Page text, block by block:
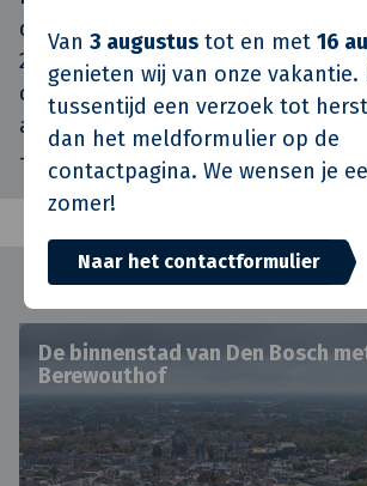
Van 3 augustus tot en met 16
genieten wij van onze vakantie.
tussentijd een verzoek tot
dan het meldformulier op de
contactpagina. We wensen je
zomer!
Naar het contactformulier
de oplevering staat gepland voor
2026. Dan kunnen bewoners
comfortabele, veilige en
appartementen in een gebouw vol
– maar klaar voor morgen.
De binnenstad van Den Bosch
Berewouthof